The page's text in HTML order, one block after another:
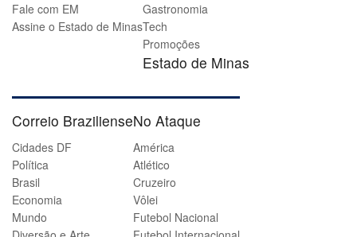
Fale com EM
Assine o Estado de Minas
Gastronomia
Tech
Promoções
Estado de Minas
Correio Braziliense
Cidades DF
Política
Brasil
Economia
Mundo
No Ataque
América
Atlético
Cruzeiro
Vôlei
Futebol Nacional